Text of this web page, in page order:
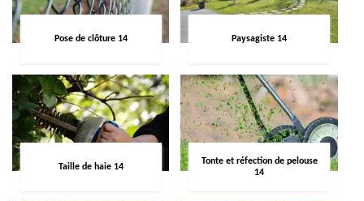
Pose de clôture 14 Paysagiste 14
Taille de haie 14
Tonte et réfection de pelouse
14